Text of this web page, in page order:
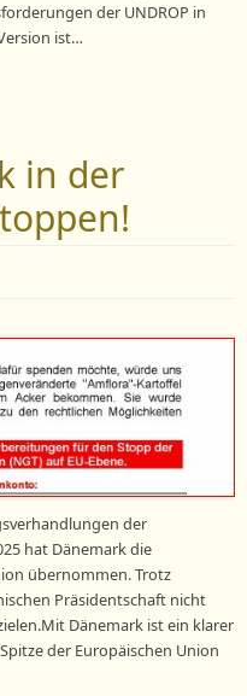
der UNDROP in
ist…
in der
der
hat Dänemark die
übernommen. Trotz
Präsidentschaft nicht
Dänemark ist ein klarer
der Europäischen Union